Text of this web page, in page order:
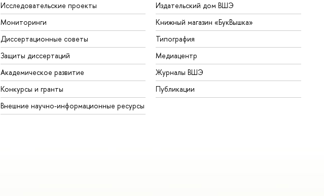
Исследовательские проекты
Мониторинги
Диссертационные советы
Защиты диссертаций
Академическое развитие
Конкурсы и гранты
Внешние научно-информационные ресурсы
Издательский дом ВШЭ
Книжный магазин «БукВышка»
Типография
Медиацентр
Журналы ВШЭ
Публикации